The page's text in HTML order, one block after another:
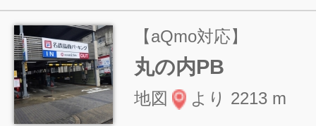
【aQmo対応】
丸の内PB
地図 より 2213 m